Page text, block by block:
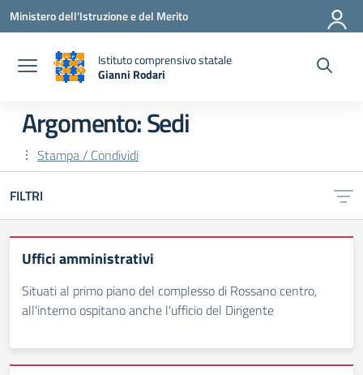
Vai ai contenuti
Vai al menu di navigazione
Vai al footer
Ministero dell'Istruzione e del Merito
Istituto comprensivo statale
Gianni Rodari
Argomento: Sedi
Stampa / Condividi
FILTRI
Uffici amministrativi
Situati al primo piano del complesso di Rossano centro,
all'interno ospitano anche l'ufficio del Dirigente